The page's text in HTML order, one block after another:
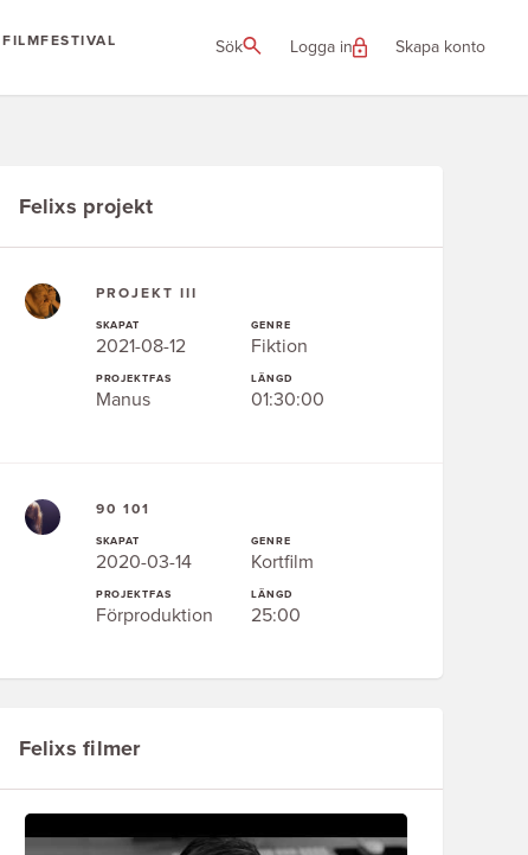
Sök Logga in Skapa konto
Felixs projekt
PROJEKT III
SKAPAT
2021-08-12
PROJEKTFAS
Manus
GENRE
Fiktion
LÄNGD
01:30:00
90 101
SKAPAT
2020-03-14
PROJEKTFAS
Förproduktion
GENRE
Kortfilm
LÄNGD
25:00
Felixs filmer